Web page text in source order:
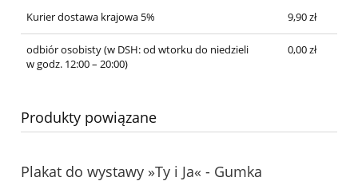
Kurier dostawa krajowa 5%
9,90 zł
odbiór osobisty(w DSH: od wtorku do niedzieli
w godz. 12:00 – 20:00)
0,00 zł
Produkty powiązane
Plakat do wystawy »Ty i Ja« - Gumka